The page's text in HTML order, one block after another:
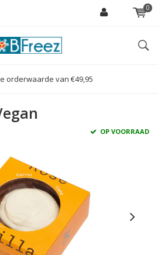
0
orderwaarde van €49,95
OP VOORRAAD